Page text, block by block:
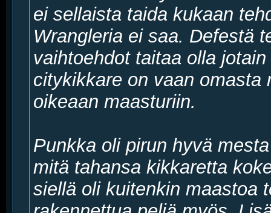
ei sellaista taida kukaan
Wrangleria ei saa. Defestä
vaihtoehdot taitaa olla
citykikkare on vaan omasta
oikeaan maasturiin.
Punkka oli pirun hyvä
mitä tahansa kikkaretta
siellä oli kuitenkin maastoa